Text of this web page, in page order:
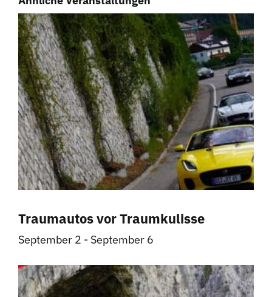
Traumautos vor Traumkulisse
September 2 - September 6